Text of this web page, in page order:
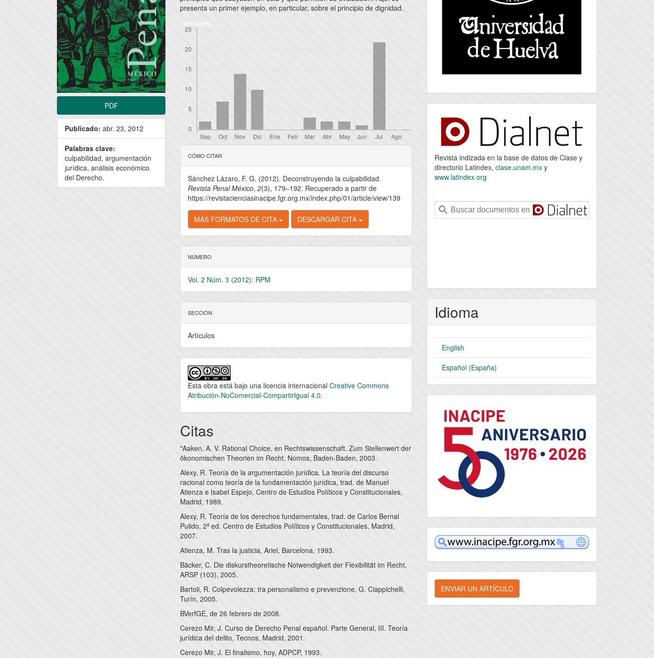
PDF
Publicado: abr. 23, 2012
Palabras clave:
culpabilidad, argumentación
jurídica, análisis económico
del Derecho.
presenta un primer ejemplo, en particular, sobre el principio de dignidad.
Descargas
Detalles
del
artículo
CÓMO CITAR
Sánchez Lázaro, F. G. (2012). Deconstruyendo la culpabilidad.
Revista Penal México,2(3), 179–192. Recuperado a partir de
https://revistacienciasinacipe.fgr.org.mx/index.php/01/article/view/139
MÁS FORMATOS DE CITA DESCARGAR CITA
NÚMERO
Vol. 2 Núm. 3 (2012): RPM
SECCIÓN
Artículos
Esta obra está bajo una licencia internacionalCreative Commons
Atribución-NoComercial-CompartirIgual 4.0.
Citas
"Aaken, A. V. Rational Choice, en Rechtswissenschaft. Zum Stellenwert der
ökonomischen Theorien im Recht, Nomos, Baden-Baden, 2003.
Alexy, R. Teoría de la argumentación jurídica. La teoría del discurso
racional como teoría de la fundamentación jurídica, trad. de Manuel
Atienza e Isabel Espejo, Centro de Estudios Políticos y Constitucionales,
Madrid, 1989.
Alexy, R. Teoría de los derechos fundamentales, trad. de Carlos Bernal
Pulido, 2ª ed. Centro de Estudios Políticos y Constitucionales, Madrid,
2007.
Atienza, M. Tras la justicia, Ariel, Barcelona, 1993.
Bäcker, C. Die diskurstheoretische Notwendigkeit der Flexibilität im Recht,
ARSP (103), 2005.
Bartoli, R. Colpevolezza: tra personalismo e prevenzione, G. Ciappichelli,
Turín, 2005.
BVerfGE, de 26 febrero de 2008.
Cerezo Mir, J. Curso de Derecho Penal español. Parte General, III. Teoría
jurídica del delito, Tecnos, Madrid, 2001.
Cerezo Mir, J. El finalismo, hoy, ADPCP, 1993.
index
Revista indizada en la base de datos de Clase y
directorio Latindex, clase.unam.mx y
www.latindex.org
Idioma
English
Español (España)
logo
inacipe
Enviar
un
artículo
ENVIAR UN ARTÍCULO